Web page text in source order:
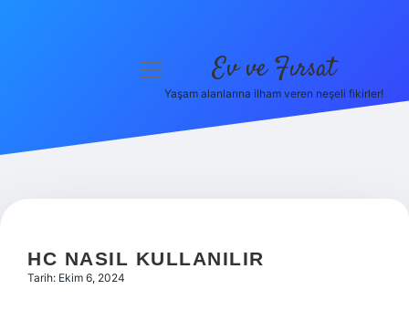
Hakkımızda
menüyü
Ev ve Fırsat
Yaşam alanlarına ilham veren neşeli fikirler!
HC NASIL KULLANILIR
Tarih: Ekim 6, 2024